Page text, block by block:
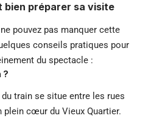
bien préparer sa visite
pouvez pas manquer cette
conseils pratiques pour
du spectacle :
?
du train se situe entre les rues
plein cœur du Vieux Quartier.